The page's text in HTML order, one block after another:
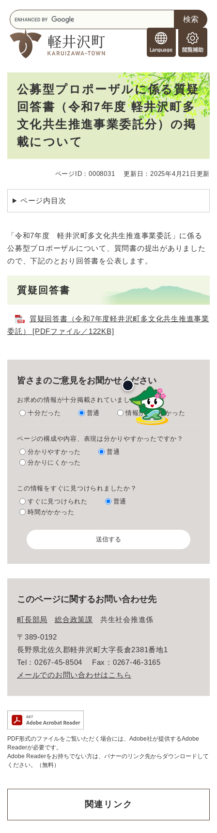
o
r
e
i
g
n
閲
覧
助
キ
ー
ワ
公募型プロポーザルに係る質疑
回答書（令和7年度 軽井沢町多
文化共生推進事業委託分）の掲
載について
ページID：0008031 更新日：2025年4月21日更新
ページ内目次
「令和7年度 軽井沢町多文化共生推進事業委託」に係る
公募型プロポーザルについて、質問書の提出がありました
ので、下記のとおり回答書を公表します。
質疑回答書
質疑回答書（令和7年度軽井沢町多文化共生推進事業
委託） [PDFファイル／122KB]
皆さまのご意見をお聞かせください
お求めの情報が十分掲載されていましたか？
十分だった
普通 情報が足りなかった
ページの構成や内容、表現は分かりやすかったですか？
分かりやすかった
普通
分かりにくかった
この情報をすぐに見つけられましたか？
すぐに見つけられた
普通
時間がかかった
このページに関するお問い合わせ先
町長部局 総合政策課 共生社会推進係
〒389-0192
長野県北佐久郡軽井沢町大字長倉2381番地1
Tel：0267-45-8504
Fax：0267-46-3165
メールでのお問い合わせはこちら
PDF形式のファイルをご覧いただく場合には、Adobe社が提供するAdobe
Readerが必要です。
Adobe Readerをお持ちでない方は、バナーのリンク先からダウンロードして
ください。（無料）
関連リンク